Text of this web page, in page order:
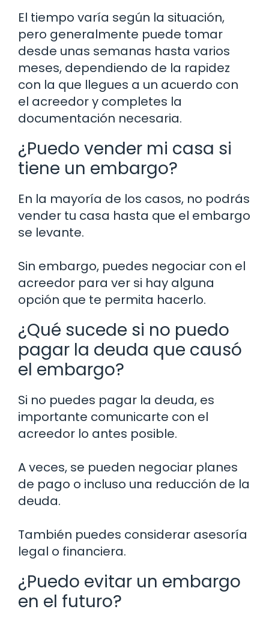
El tiempo varía según la situación,
pero generalmente puede tomar
desde unas semanas hasta varios
meses, dependiendo de la rapidez
con la que llegues a un acuerdo con
el acreedor y completes la
documentación necesaria.
¿Puedo vender mi casa si
tiene un embargo?
En la mayoría de los casos, no podrás
vender tu casa hasta que el embargo
se levante.
Sin embargo, puedes negociar con el
acreedor para ver si hay alguna
opción que te permita hacerlo.
¿Qué sucede si no puedo
pagar la deuda que causó
el embargo?
Si no puedes pagar la deuda, es
importante comunicarte con el
acreedor lo antes posible.
A veces, se pueden negociar planes
de pago o incluso una reducción de la
deuda.
También puedes considerar asesoría
legal o financiera.
¿Puedo evitar un embargo
en el futuro?